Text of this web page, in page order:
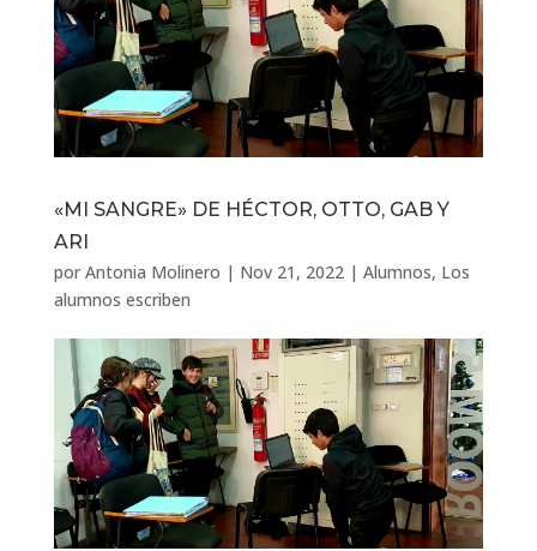
«MI SANGRE» DE HÉCTOR, OTTO, GAB Y
ARI
por Antonia Molinero | Nov 21, 2022| Alumnos, Los
alumnos escriben